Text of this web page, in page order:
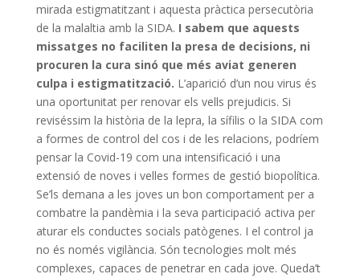
mirada estigmatitzant i aquesta pràctica persecutòria
de la malaltia amb la SIDA. I sabem que aquests
missatges no faciliten la presa de decisions, ni
procuren la cura sinó que més aviat generen
culpa i estigmatització. L’aparició d’un nou virus és
una oportunitat per renovar els vells prejudicis. Si
reviséssim la història de la lepra, la sífilis o la SIDA com
a formes de control del cos i de les relacions, podríem
pensar la Covid-19 com una intensificació i una
extensió de noves i velles formes de gestió biopolítica.
Se’ls demana a les joves un bon comportament per a
combatre la pandèmia i la seva participació activa per
aturar els conductes socials patògenes. I el control ja
no és només vigilància. Són tecnologies molt més
complexes, capaces de penetrar en cada jove. Queda’t